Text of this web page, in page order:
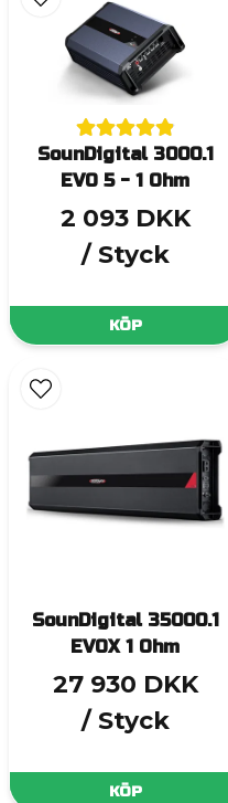
SounDigital 3000.1
EVO 5 - 1 Ohm
2 093 DKK
/ Styck
KÖP
SounDigital 35000.1
EVOX 1 Ohm
27 930 DKK
/ Styck
KÖP